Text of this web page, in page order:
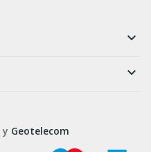
keyboard_arrow_down
keyboard_arrow_down
y Geotelecom